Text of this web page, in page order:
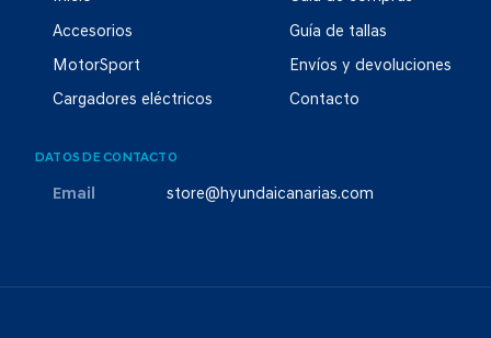
Accesorios
MotorSport
Cargadores eléctricos
Guía de tallas
Envíos y devoluciones
Contacto
DATOS DE CONTACTO
Email store@hyundaicanarias.com